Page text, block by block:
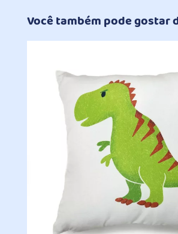
Você também pode gostar